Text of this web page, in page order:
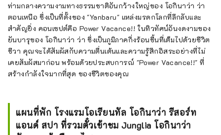
ท่ามกลางความงามทางธรรมชาติอันกว้างใหญ่ของ โอกินาว่า ว่า
ตอนเหนือ ซึ่งเป็นที่ตั้งของ "Yanbaru" แหล่งมรดกโลกที่ลึกลับและ
สำคัญยิ่ง คอนเซปต์คือ Power Vacance!! ในทิวทัศน์อันงดงามของ
ยันบารุของ โอกินาว่า ว่า ซึ่งเป็นภูมิภาคกึ่งร้อนชื้นที่เต็มไปด้วยชีวิต
ชีวา คุณจะได้สัมผัสกับความตื่นเต้นและความรู้สึกอิสระอย่างที่ไม่
เคยสัมผัสมาก่อน พร้อมด้วยประสบการณ์ "Power Vacance!!" ที่
สร้างกำลังใจมากที่สุด ของชีวิตของคุณ
แผนที่พัก โรงแรมโอเรียนทัล โอกินาว่า รีสอร์ท
แอนด์ สปา ที่รวมตั๋วเข้าชม Junglia โอกินาว่า